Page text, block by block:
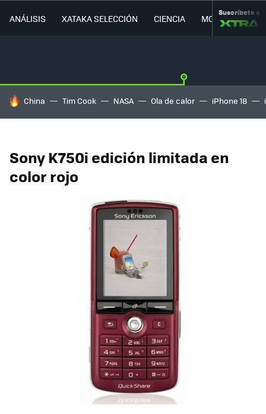
ANÁLISIS XATAKA SELECCIÓN CIENCIA MOVILIDAD
Suscríbete a
HOY SE HABLA DE
China Tim Cook NASA Ola de calor iPhone 18
Sony K750i edición limitada en
color rojo